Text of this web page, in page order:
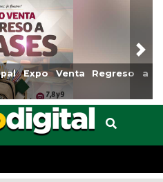
Venta Regreso a